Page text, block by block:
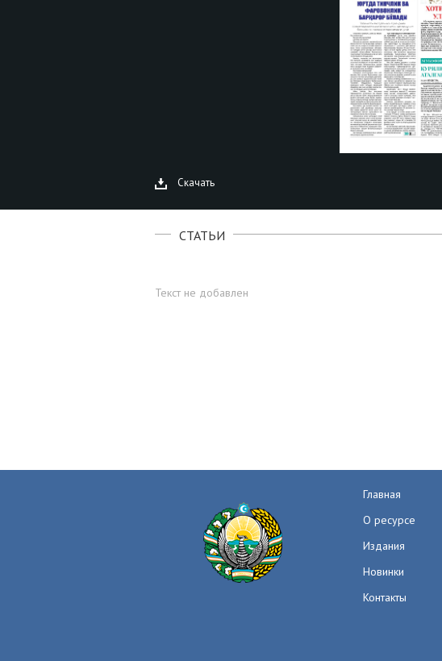
Скачать
СТАТЬИ
Текст не добавлен
Главная
О ресурсе
Издания
Новинки
Контакты